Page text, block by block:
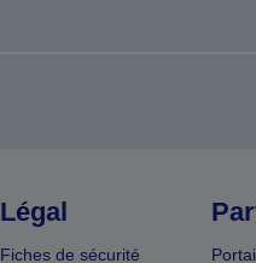
Légal
Fiches de sécurité